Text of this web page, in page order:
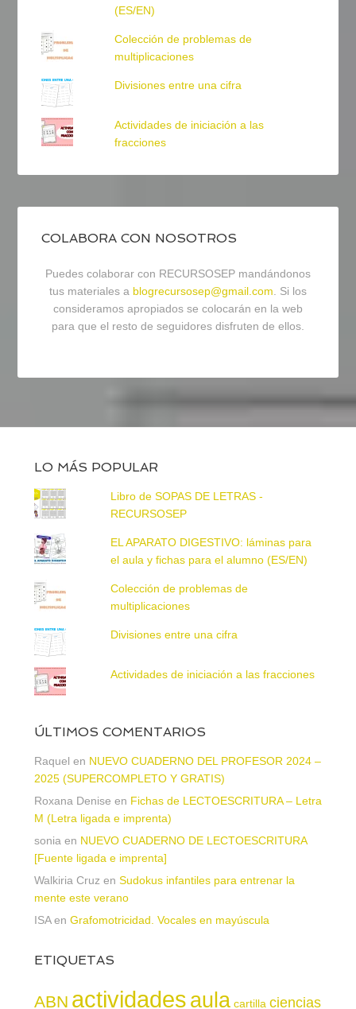
(ES/EN)
Colección de problemas de
multiplicaciones
Divisiones entre una cifra
Actividades de iniciación a las
fracciones
COLABORA CON NOSOTROS
Puedes colaborar con RECURSOSEP mandándonos
tus materiales a blogrecursosep@gmail.com . Si los
consideramos apropiados se colocarán en la web
para que el resto de seguidores disfruten de ellos.
LO MÁS POPULAR
Libro de SOPAS DE LETRAS -
RECURSOSEP
EL APARATO DIGESTIVO: láminas para
el aula y fichas para el alumno (ES/EN)
Colección de problemas de
multiplicaciones
Divisiones entre una cifra
Actividades de iniciación a las fracciones
ÚLTIMOS COMENTARIOS
Raquel en NUEVO CUADERNO DEL PROFESOR 2024 –
2025 (SUPERCOMPLETO Y GRATIS)
Roxana Denise en Fichas de LECTOESCRITURA – Letra
M (Letra ligada e imprenta)
sonia en NUEVO CUADERNO DE LECTOESCRITURA
[Fuente ligada e imprenta]
Walkiria Cruz en Sudokus infantiles para entrenar la
mente este verano
ISAen Grafomotricidad. Vocales en mayúscula
ETIQUETAS
ABN actividadesaula cartilla ciencias